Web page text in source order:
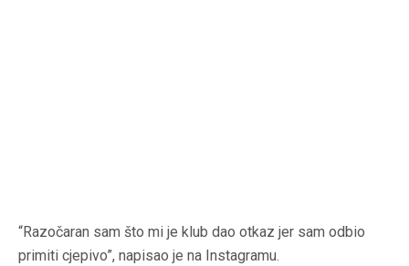
“Razočaran sam što mi je klub dao otkaz jer sam odbio
primiti cjepivo”, napisao je na Instagramu.